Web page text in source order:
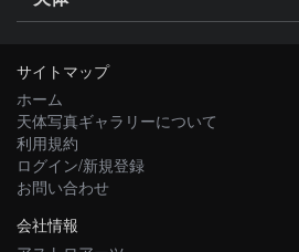
サイトマップ
ホーム
天体写真ギャラリーについて
利用規約
ログイン/新規登録
お問い合わせ
会社情報